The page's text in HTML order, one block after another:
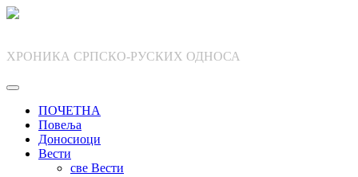
Skip
ХРОНИКА СРПСКО-РУСКИХ ОДНОСА
ПОЧЕТНА
Повеља
Доносиоци
Вести
све Вести